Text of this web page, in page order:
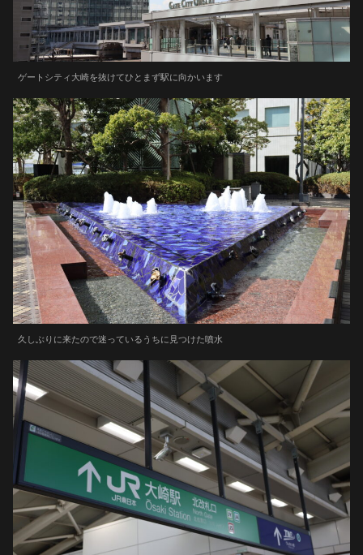
ゲートシティ大崎を抜けてひとまず駅に向かいます
久しぶりに来たので迷っているうちに見つけた噴水